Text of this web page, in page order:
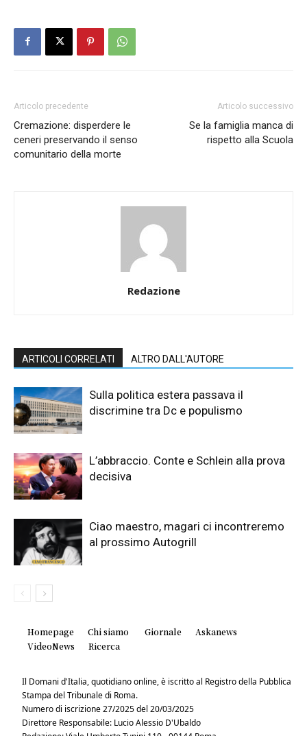
Articolo precedente
Cremazione: disperdere le
ceneri preservando il senso
comunitario della morte
Articolo successivo
Se la famiglia manca di
rispetto alla Scuola
Redazione
ARTICOLI CORRELATI ALTRO DALL'AUTORE
Sulla politica estera passava il
discrimine tra Dc e populismo
L’abbraccio. Conte e Schlein alla prova
decisiva
Ciao maestro, magari ci incontreremo
al prossimo Autogrill
Homepage Chi siamo Giornale
Askanews
VideoNews
Ricerca
Il Domani d'Italia, quotidiano online, è iscritto al Registro della Pubblica
Stampa del Tribunale di Roma.
Numero di iscrizione 27/2025 del 20/03/2025
Direttore Responsabile: Lucio Alessio D'Ubaldo